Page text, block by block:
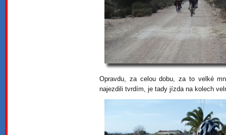
Opravdu, za celou dobu, za to velké
najezdili tvrdím, je tady jízda na kolech